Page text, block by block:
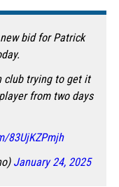
bid for Patrick
club trying to get it
from two days
83UjKZPmjh
January 24, 2025